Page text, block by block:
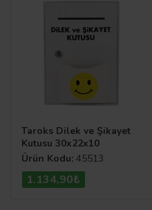
Taroks Dilek ve Şikayet
Kutusu 30x22x10
Ürün Kodu: 45513
1.134,90₺